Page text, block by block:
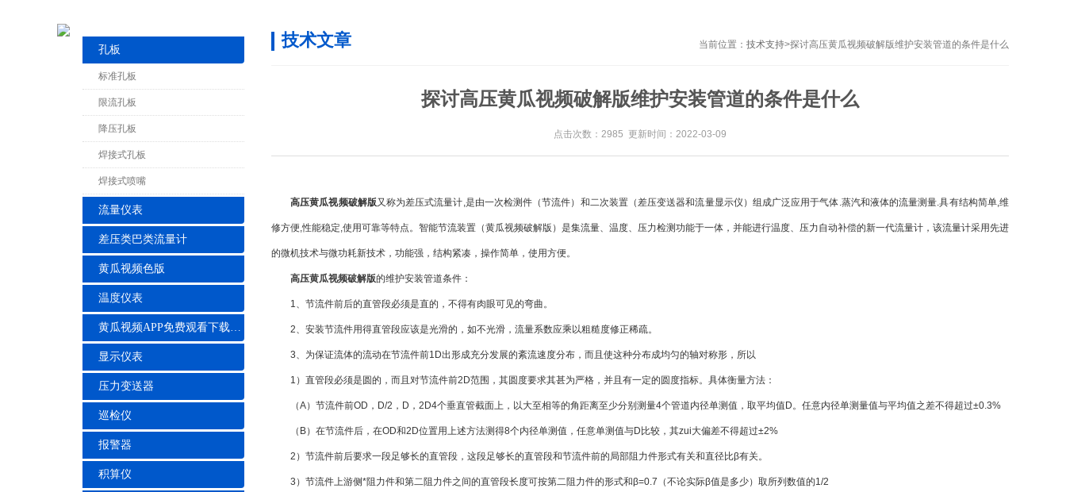
孔板
标准孔板
限流孔板
降压孔板
焊接式孔板
焊接式喷嘴
流量仪表
差压类巴类流量计
黄瓜视频色版
温度仪表
黄瓜视频APP免费观看下载安装
显示仪表
压力变送器
巡检仪
报警器
积算仪
当前位置： 技术支持>探讨高压黄瓜视频破解版维护安装管道的条件是什么
技术文章
探讨高压黄瓜视频破解版维护安装管道的条件是什么
点击次数：2985 更新时间：2022-03-09
高压黄瓜视频破解版又称为差压式流量计,是由一次检测件（节流件）和二次装置（差压变送器和流量显示仪）组成广泛应用于气体.蒸汽和液体的流量测量.具有结构简单,维
修方便,性能稳定,使用可靠等特点。智能节流装置（黄瓜视频破解版）是集流量、温度、压力检测功能于一体，并能进行温度、压力自动补偿的新一代流量计，该流量计采用先进
的微机技术与微功耗新技术，功能强，结构紧凑，操作简单，使用方便。
高压黄瓜视频破解版的维护安装管道条件：
1、节流件前后的直管段必须是直的，不得有肉眼可见的弯曲。
2、安装节流件用得直管段应该是光滑的，如不光滑，流量系数应乘以粗糙度修正稀疏。
3、为保证流体的流动在节流件前1D出形成充分发展的紊流速度分布，而且使这种分布成均匀的轴对称形，所以
1）直管段必须是圆的，而且对节流件前2D范围，其圆度要求其甚为严格，并且有一定的圆度指标。具体衡量方法：
（A）节流件前OD，D/2，D，2D4个垂直管截面上，以大至相等的角距离至少分别测量4个管道内径单测值，取平均值D。任意内径单测量值与平均值之差不得超过±0.3%
（B）在节流件后，在OD和2D位置用上述方法测得8个内径单测值，任意单测值与D比较，其zui大偏差不得超过±2%
2）节流件前后要求一段足够长的直管段，这段足够长的直管段和节流件前的局部阻力件形式有关和直径比β有关。
3）节流件上游侧*阻力件和第二阻力件之间的直管段长度可按第二阻力件的形式和β=0.7（不论实际β值是多少）取所列数值的1/2